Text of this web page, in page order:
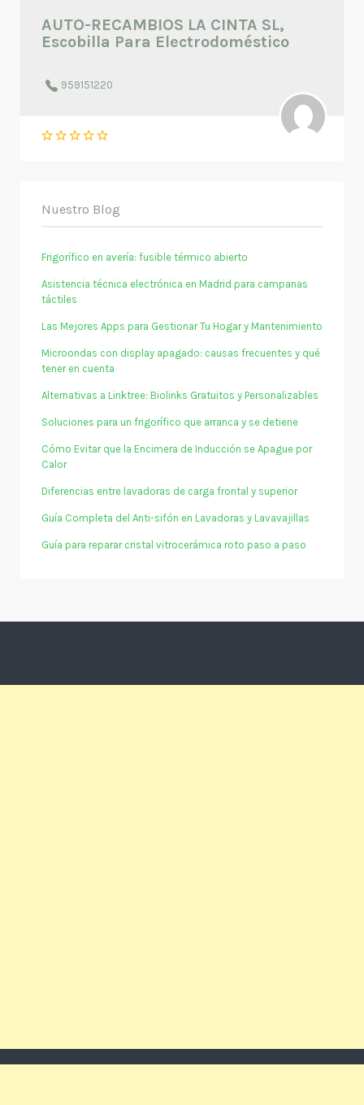
AUTO-RECAMBIOS LA CINTA SL,
Escobilla Para Electrodoméstico
959151220
Nuestro Blog
Frigorífico en avería: fusible térmico abierto
Asistencia técnica electrónica en Madrid para campanas
táctiles
Las Mejores Apps para Gestionar Tu Hogar y Mantenimiento
Microondas con display apagado: causas frecuentes y qué
tener en cuenta
Alternativas a Linktree: Biolinks Gratuitos y Personalizables
Soluciones para un frigorífico que arranca y se detiene
Cómo Evitar que la Encimera de Inducción se Apague por
Calor
Diferencias entre lavadoras de carga frontal y superior
Guía Completa del Anti-sifón en Lavadoras y Lavavajillas
Guía para reparar cristal vitrocerámica roto paso a paso